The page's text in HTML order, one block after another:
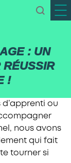
: UN
RÉUSSIR
!
d’apprenti ou
nous avons
qui fait
tourner si